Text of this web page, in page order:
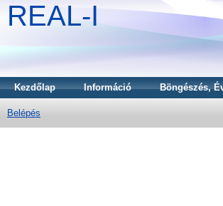
REAL-I
Kezdőlap Információ Böngészés,
Belépés